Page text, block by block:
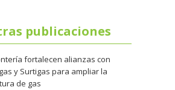
publicaciones
fortalecen alianzas con
y Surtigas para ampliar la
de gas